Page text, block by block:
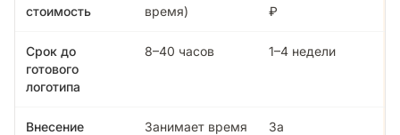
стоимость
время)
₽
Срок до
готового
логотипа
8–40 часов 1–4 недели
Внесение
Занимает время
За